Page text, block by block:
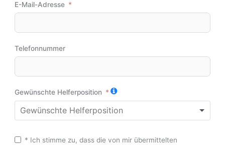
E-Mail-Adresse
Telefonnummer
Gewünschte Helferposition
* Ich stimme zu, dass die von mir übermittelten